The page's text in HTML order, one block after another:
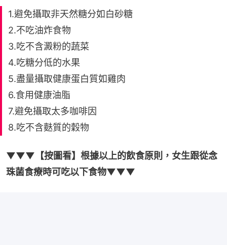
1.避免攝取非天然糖分如白砂糖
2.不吃油炸食物
3.吃不含澱粉的蔬菜
4.吃糖分低的水果
5.盡量攝取健康蛋白質如雞肉
6.食用健康油脂
7.避免攝取太多咖啡因
8.吃不含麩質的穀物
▼▼▼【按圖看】根據以上的飲食原則，女生跟從念
珠菌食療時可吃以下食物▼▼▼